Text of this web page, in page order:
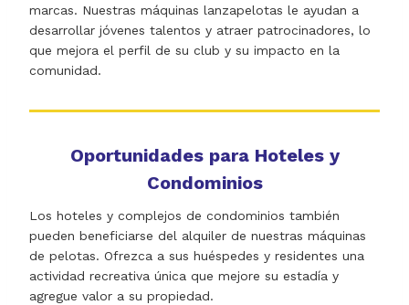
marcas. Nuestras máquinas lanzapelotas le ayudan a
desarrollar jóvenes talentos y atraer patrocinadores, lo
que mejora el perfil de su club y su impacto en la
comunidad.
Oportunidades para Hoteles y
Condominios
Los hoteles y complejos de condominios también
pueden beneficiarse del alquiler de nuestras máquinas
de pelotas. Ofrezca a sus huéspedes y residentes una
actividad recreativa única que mejore su estadía y
agregue valor a su propiedad.